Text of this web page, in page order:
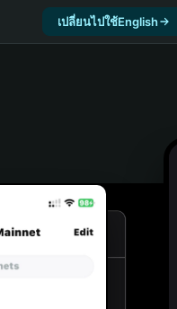
เปลี่ยนไปใช้English